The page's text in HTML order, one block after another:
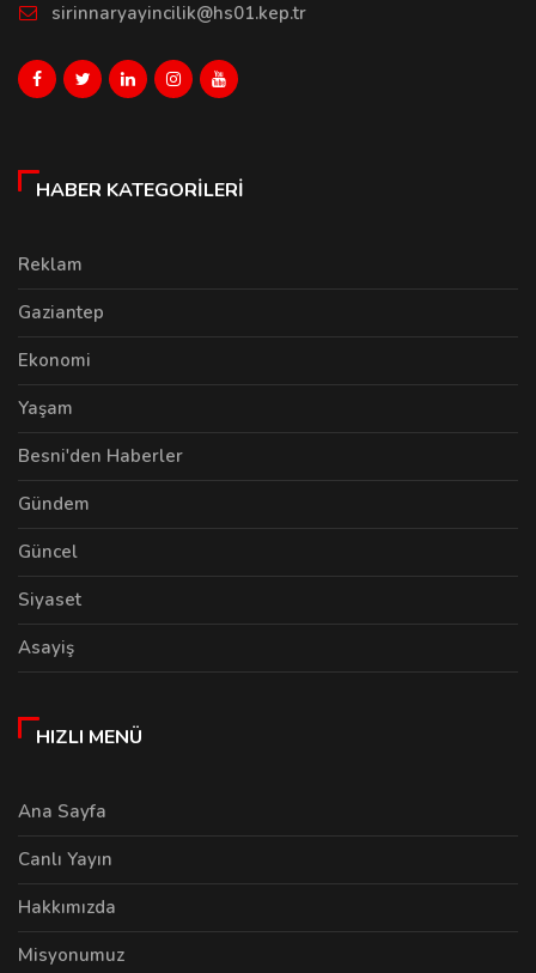
sirinnaryayincilik@hs01.kep.tr
HABER KATEGORILERI
Reklam
Gaziantep
Ekonomi
Yaşam
Besni'den Haberler
Gündem
Güncel
Siyaset
Asayiş
HIZLI MENÜ
Ana Sayfa
Canlı Yayın
Hakkımızda
Misyonumuz